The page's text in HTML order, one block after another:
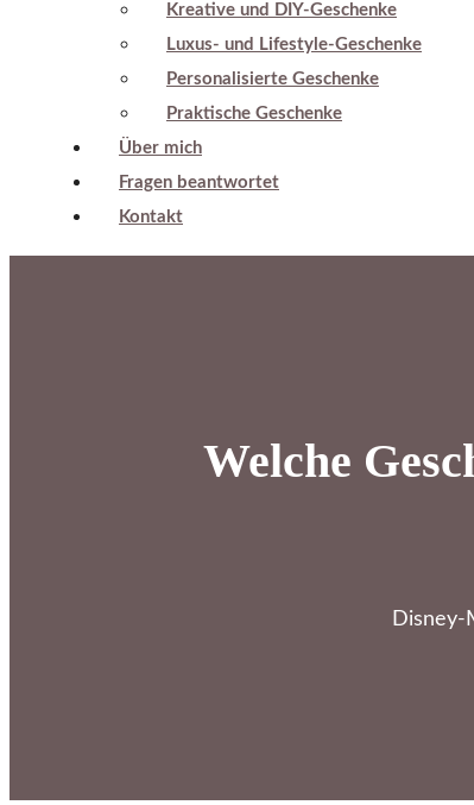
Kreative und DIY-Geschenke
Luxus- und Lifestyle-Geschenke
Personalisierte Geschenke
Praktische Geschenke
Über mich
Fragen beantwortet
Kontakt
Welche
Disney-